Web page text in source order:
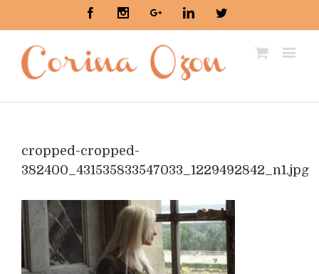
FacebookInstagramGoogle+LinkedinTwitter
cropped-cropped-
382400_431535833547033_1229492842_n1.jpg